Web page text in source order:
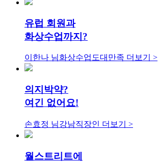
유럽 회원과
화상수업까지?
이한나 님화상수업도대만족 더보기 >
의지박약?
여긴 없어요!
손효정 님강남직장인 더보기 >
월스트리트에